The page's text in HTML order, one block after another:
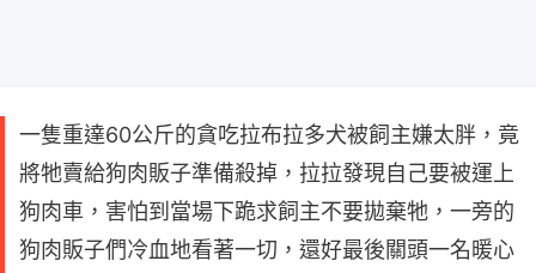
一隻重達60公斤的貪吃拉布拉多犬被飼主嫌太胖，竟
將牠賣給狗肉販子準備殺掉，拉拉發現自己要被運上
狗肉車，害怕到當場下跪求飼主不要拋棄牠，一旁的
狗肉販子們冷血地看著一切，還好最後關頭一名暖心